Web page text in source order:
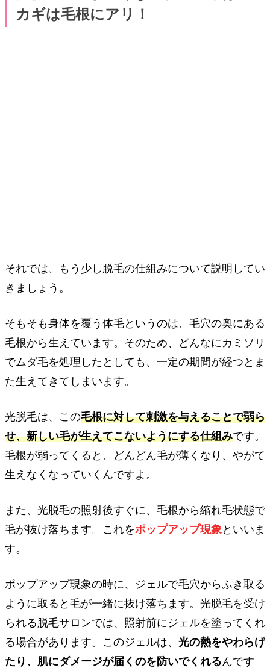
カギは毛根にアリ！
それでは、もう少し脱毛の仕組みについて説明してい
きましょう。
そもそも身体を覆う体毛というのは、毛穴の奥にある
毛根から生えています。そのため、どんなにカミソリ
でムダ毛を処理したとしても、一定の期間が経つとま
た生えてきてしまいます。
光脱毛は、この毛根に対して刺激を与えることで弱ら
せ、新しい毛が生えてこないようにする仕組みです。
毛根が弱ってくると、どんどん毛が薄くなり、やがて
生えなくなっていくんですよ。
また、光脱毛の照射後すぐに、毛根から縮れ毛状態で
毛が抜け落ちます。これをポップアップ現象 といいま
す。
ポップアップ現象の時に、ジェルで毛穴からふき取る
ように取ると毛が一緒に抜け落ちます。光脱毛を受け
られる脱毛サロンでは、照射前にジェルを塗ってくれ
る場合があります。このジェルは、 光の熱をやわらげ
たり、肌にダメージが届くのを防いでくれるんです